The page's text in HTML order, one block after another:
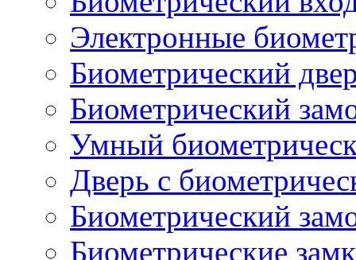
Электронные
Биометрический
Биометрический
Умный
Дверь с
Биометрический
Биометрические